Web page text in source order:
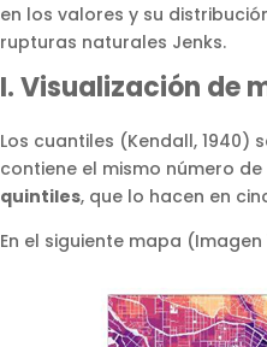
en los valores y su
rupturas naturales Jenks.
I. Visualización de
Los cuantiles (Kendall, 1940)
contiene el mismo número
quintiles, que lo hacen en
En el siguiente mapa